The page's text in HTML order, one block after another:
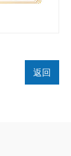
返回